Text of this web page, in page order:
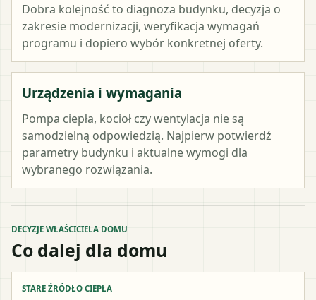
Dobra kolejność to diagnoza budynku, decyzja o
zakresie modernizacji, weryfikacja wymagań
programu i dopiero wybór konkretnej oferty.
Urządzenia i wymagania
Pompa ciepła, kocioł czy wentylacja nie są
samodzielną odpowiedzią. Najpierw potwierdź
parametry budynku i aktualne wymogi dla
wybranego rozwiązania.
DECYZJE WŁAŚCICIELA DOMU
Co dalej dla domu
STARE ŹRÓDŁO CIEPŁA